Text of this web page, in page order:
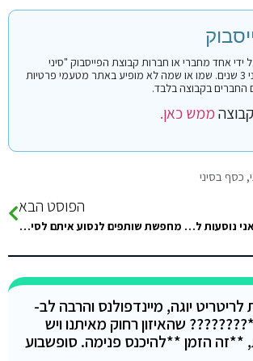
אחד מחברי או חברות קבוצת הפייסבוק "סיני
טיפים והמלצות" לפני 3 שנים. שמו או שמה לא מופיע באתר מטעמי פרטיות
החברים בקבוצה בלבד.
ממש כאן.
, כסף בסיני
שלום(: חברות שלי ואני נוסעות לסיני בתחילת אוגוסט ומחפשות המלצות לחושות טובות בראס א-שטן ????????????????????????????????????????????????
הפוסט הבא
מחפשת שותפים לנסוע איתם לסיני, ספונטנית????
יוגה, מיינדפולנס והרבה לב-
שהאיזון רחוק מאיתנו ויש
**זה הזמן **להיכנס פנימה. סופשבוע